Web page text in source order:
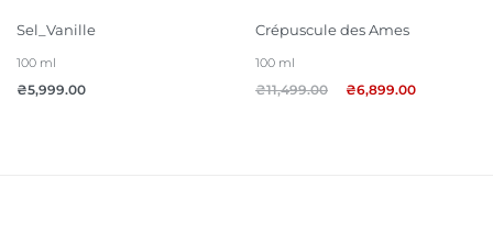
Sel_Vanille
100 ml
₴5,999.00
Crépuscule des Ames
100 ml
₴11,499.00 ₴6,899.00